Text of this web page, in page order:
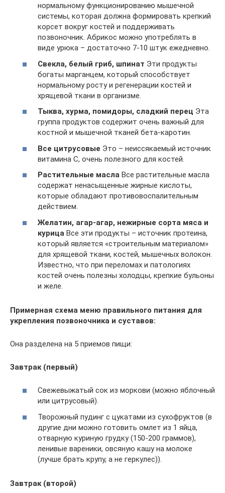
нормальному функционированию мышечной
системы, которая должна формировать крепкий
корсет вокруг костей и поддерживать
позвоночник. Абрикос можно употреблять в
виде урюка – достаточно 7-10 штук ежедневно.
Свекла, белый гриб, шпинат Эти продукты
богаты марганцем, который способствует
нормальному росту и регенерации костей и
хрящевой ткани в организме.
Тыква, хурма, помидоры, сладкий перец Эта
группа продуктов содержит очень важный для
костной и мышечной тканей бета-каротин.
Все цитрусовые Это – неиссякаемый источник
витамина С, очень полезного для костей.
Растительные масла Все растительные масла
содержат ненасыщенные жирные кислоты,
которые обладают противовоспалительным
действием.
Желатин, агар-агар, нежирные сорта мяса и
курица Все эти продукты – источник протеина,
который является «строительным материалом»
для хрящевой ткани, костей, мышечных волокон.
Известно, что при переломах и патологиях
костей очень полезны холодцы, крепкие бульоны
и желе.
Примерная схема меню правильного питания для
укрепления позвоночника и суставов:
Она разделена на 5 приемов пищи:
Завтрак (первый)
Свежевыжатый сок из моркови (можно яблочный
или цитрусовый).
Творожный пудинг с цукатами из сухофруктов (в
другие дни можно готовить омлет из 1 яйца,
отварную куриную грудку (150-200 граммов),
ленивые вареники, овсяную кашу на молоке
(лучше брать крупу, а не геркулес)).
Завтрак (второй)